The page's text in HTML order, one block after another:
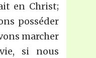
en Christ;
posséder
marcher
si nous